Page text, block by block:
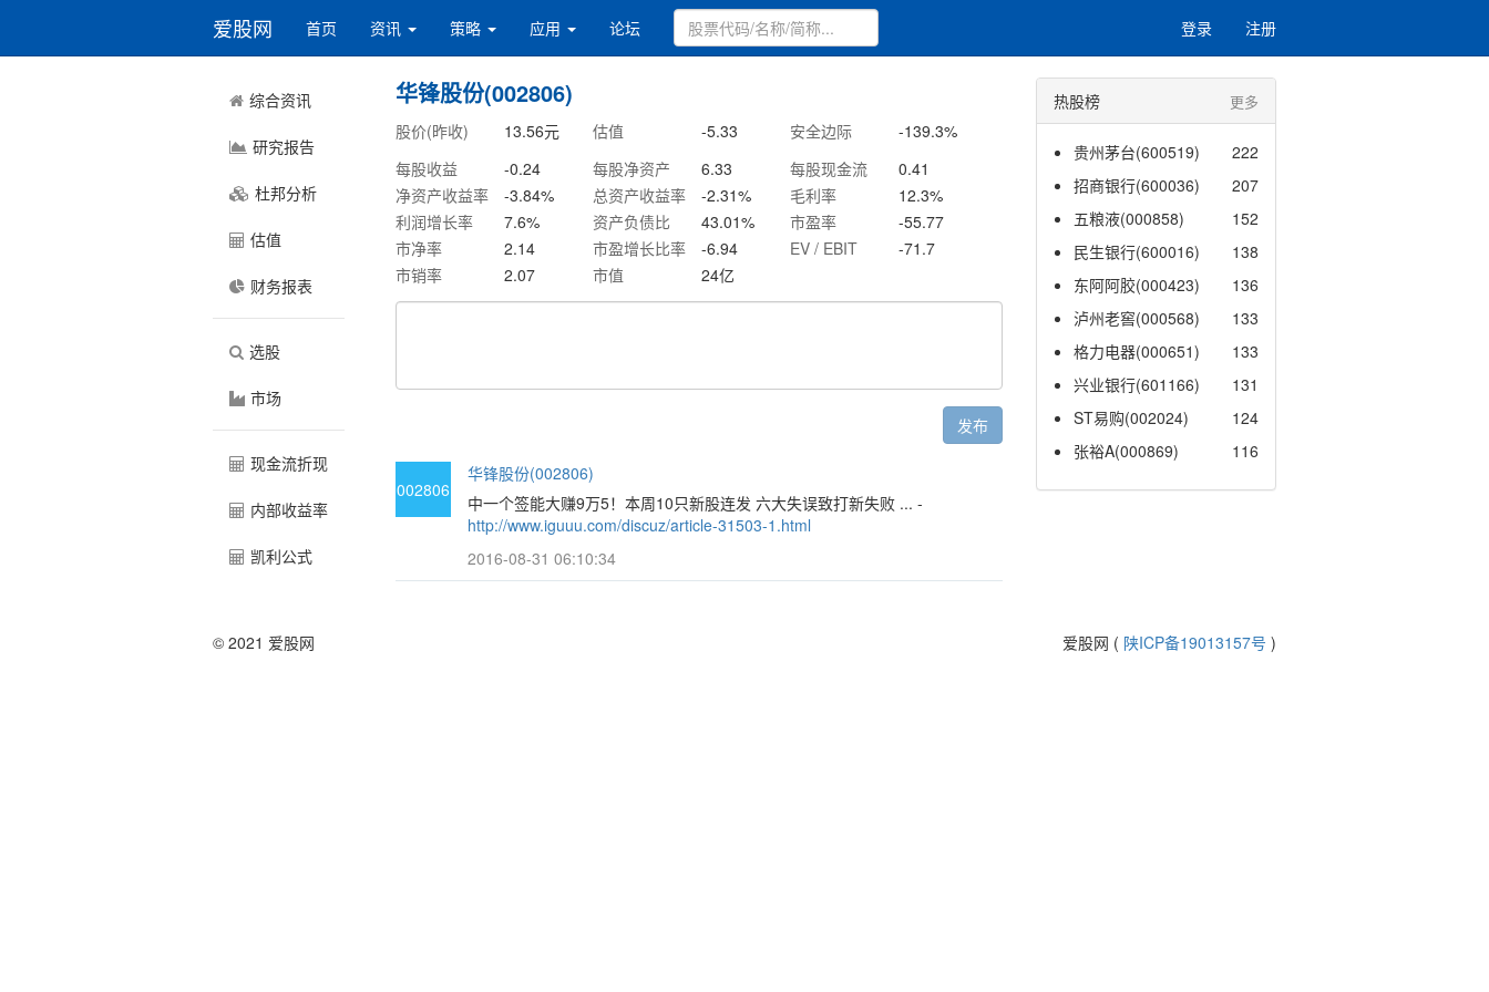
爱股网 首页 资讯 策略 应用 论坛 登录 注册
综合资讯
研究报告
杜邦分析
估值
财务报表
选股
市场
现金流折现
内部收益率
凯利公式
华锋股份(002806)
股价(昨收) 13.56元 估值 -5.33 安全边际 -139.3%
每股收益
-0.24 每股净资产 6.33 每股现金流
0.41
净资产收益率
-3.84% 总资产收益率 -2.31% 毛利率 12.3%
利润增长率
7.6% 资产负债比 43.01% 市盈率
-55.77
市净率
2.14 市盈增长比率 -6.94 EV / EBIT
-71.7
市销率
2.07 市值 24亿
发布
002806
华锋股份(002806)
中一个签能大赚9万5！本周10只新股连发 六大失误致打新失败 ... -
http://www.iguuu.com/discuz/article-31503-1.html
2016-08-31 06:10:34
热股榜 更多
贵州茅台(600519)
222
招商银行(600036)
207
五粮液(000858)
152
民生银行(600016)
138
东阿阿胶(000423)
136
泸州老窖(000568)
133
格力电器(000651)
133
兴业银行(601166)
131
ST易购(002024)
124
张裕A(000869)
116
© 2021 爱股网 爱股网 ( 陕ICP备19013157号 )